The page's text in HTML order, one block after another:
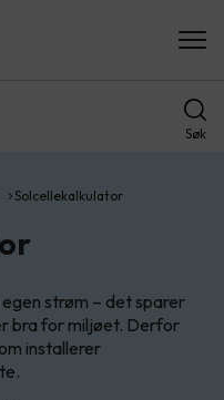
Søk
Solcellekalkulator
strøm – det sparer
bra for miljøet. Derfor
installerer